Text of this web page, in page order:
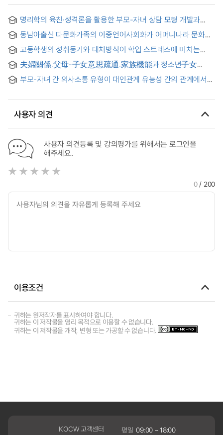
명리학의 육친·성격론을 활용한 부모-자녀 상담 모형 개발과
of Parent-Child Counseling Model Using the Parent-Child
and Personality Theory of Myeonglihak
동남아출신 다문화가족의 이중언어사회화가 어머니나라 문화에
고등학생의 성취동기와 대처방식이 학업 스트레스에 미치는
영향 : 부모-자녀 간 역기능적 의사소통의 매개 효과
夫婦關係.父母-子女意思疏通.家族機能과 청소년子女
juvenile delinquency and the couple relationship, parent-
부모-자녀 간 의사소통 유형이 대인관계 유능성 간의 관계에서
사용자 의견
사용자 의견등록 및 강의평가를 위해서는 로그인을
해주세요.
0/ 200
이용조건
귀하는 원저작자를 표시하여야 합니다.
귀하는 이 저작물을 영리 목적으로 이용할 수 없습니다.
귀하는 이 저작물을 개작, 변형 또는 가공할 수 없습니다.
KOCW 고객센터 평일 09:00 ~ 18:00